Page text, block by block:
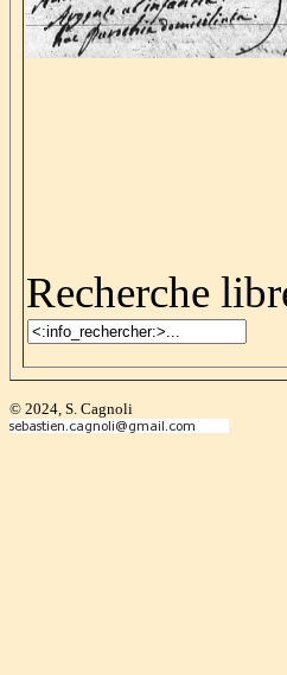
Recherche
© 2024, S. Cagnoli